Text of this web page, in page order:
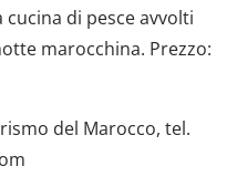
di pesce avvolti
marocchina. Prezzo:
del Marocco, tel.